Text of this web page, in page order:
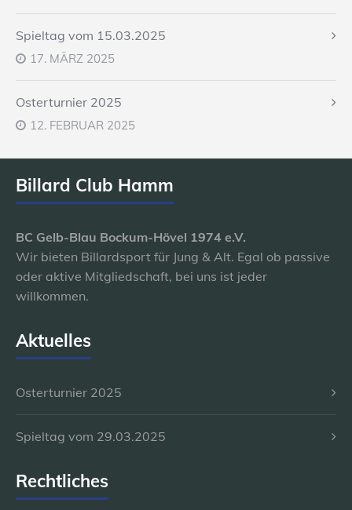
Spieltag vom 15.03.2025
17. MÄRZ 2025
Osterturnier 2025
12. FEBRUAR 2025
Billard Club Hamm
BC Gelb-Blau Bockum-Hövel 1974 e.V.
Wir bieten Billardsport für Jung & Alt. Egal ob passive
oder aktive Mitgliedschaft, bei uns ist jeder
willkommen.
Aktuelles
Osterturnier 2025
Spieltag vom 29.03.2025
Rechtliches